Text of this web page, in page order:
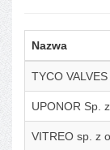
Nazwa
TYCO
UPONOR Sp.
VITREO sp. z